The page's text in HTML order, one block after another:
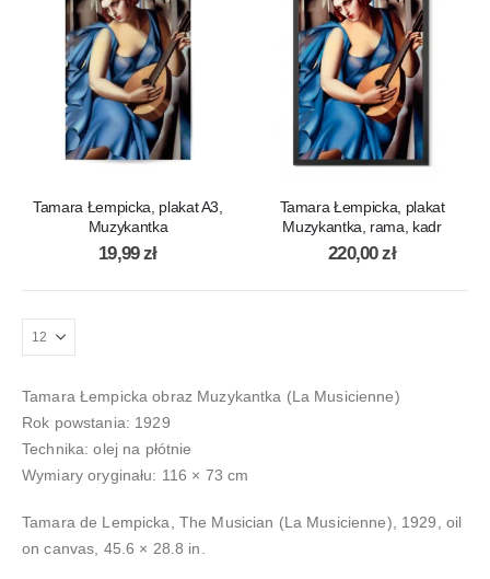
Tamara Łempicka, plakat A3,
Muzykantka
19,99zł
Tamara Łempicka, plakat
Muzykantka, rama, kadr
220,00zł
Tamara Łempicka obraz Muzykantka (La Musicienne)
Rok powstania: 1929
Technika: olej na płótnie
Wymiary oryginału: 116 × 73 cm
Tamara de Lempicka, The Musician (La Musicienne), 1929, oil
on canvas, 45.6 × 28.8 in.